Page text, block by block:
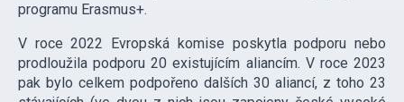
programu Erasmus+.
V roce 2022 Evropská komise poskytla podporu nebo
prodloužila podporu 20 existujícím aliancím. V roce 2023
pak bylo celkem podpořeno dalších 30 aliancí, z toho 23